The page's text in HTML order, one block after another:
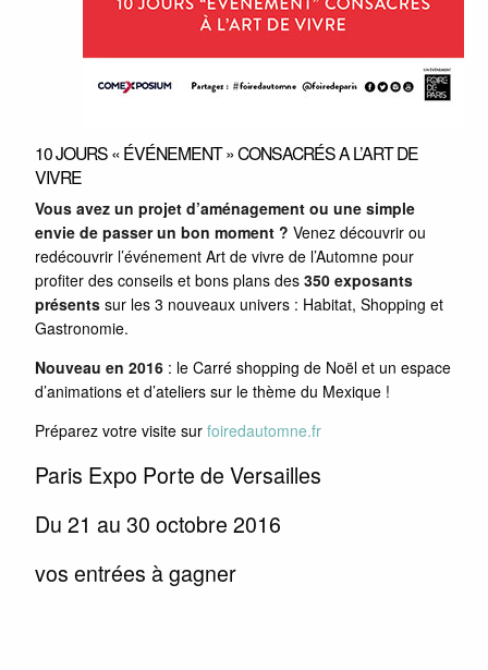
10 JOURS « ÉVÉNEMENT » CONSACRÉS A L’ART DE
VIVRE
Vous avez un projet d’aménagement ou une simple
envie de passer un bon moment ? Venez découvrir ou
redécouvrir l’événement Art de vivre de l’Automne pour
profiter des conseils et bons plans des350 exposants
présents sur les 3 nouveaux univers : Habitat, Shopping et
Gastronomie.
Nouveau en 2016 : le Carré shopping de Noël et un espace
d’animations et d’ateliers sur le thème du Mexique !
Préparez votre visite surfoiredautomne.fr
Paris Expo Porte de Versailles
Du 21 au 30 octobre 2016
vos entrées à gagner